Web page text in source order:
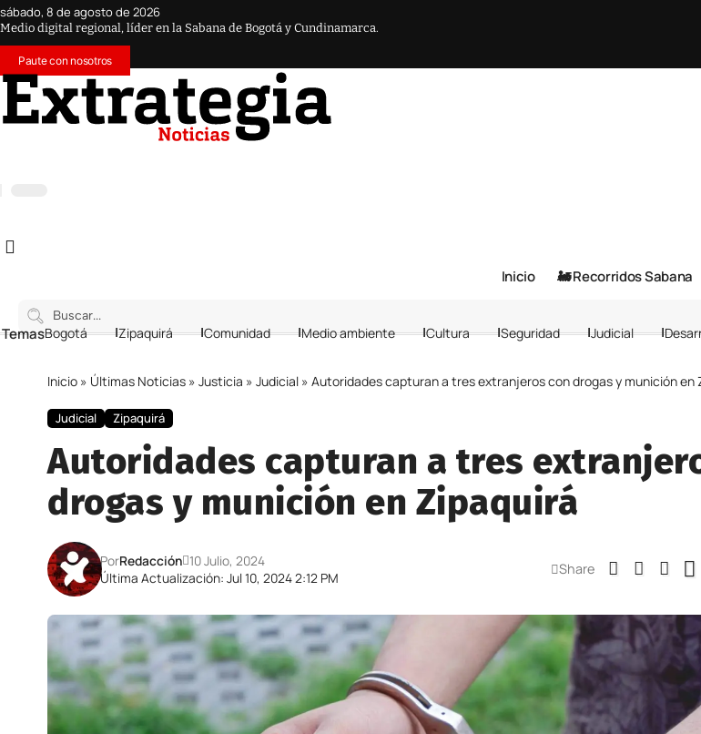
sábado, 8 de agosto de 2026
Medio digital regional, líder en la Sabana de Bogotá y Cundinamarca.
Paute con nosotros
Inicio 🚂 Recorridos Sabana
Bogotá Zipaquirá Comunidad Medio ambiente Cultura Seguridad Judicial
Inicio » Últimas Noticias » Justicia » Judicial » Autoridades capturan a tres extranjeros con drogas y munición en
Judicial Zipaquirá
Autoridades capturan a tres
drogas y munición en Zipaquirá
Última Actualización: Jul 10, 2024 2:12 PM
PorRedacción 10 Julio, 2024 Share